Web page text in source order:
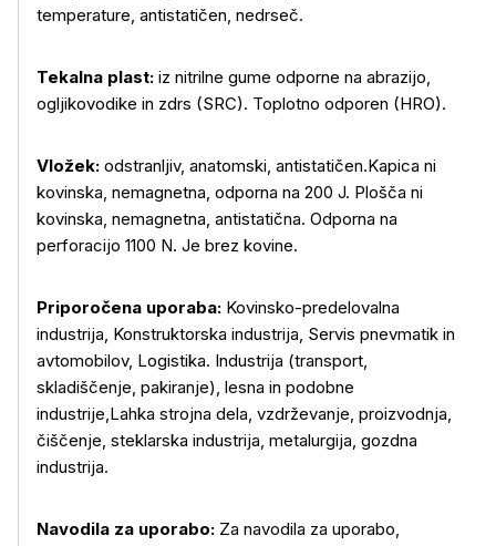
Več o izdelku
temperature, antistatičen, nedrseč.
Tekalna plast: iz nitrilne gume odporne na abrazijo,
ogljikovodike in zdrs (SRC). Toplotno odporen (HRO).
Vložek: odstranljiv, anatomski, antistatičen.Kapica ni
kovinska, nemagnetna, odporna na 200 J. Plošča ni
kovinska, nemagnetna, antistatična. Odporna na
perforacijo 1100 N. Je brez kovine.
Priporočena uporaba: Kovinsko-predelovalna
industrija, Konstruktorska industrija, Servis pnevmatik in
avtomobilov, Logistika. Industrija (transport,
skladiščenje, pakiranje), lesna in podobne
industrije,Lahka strojna dela, vzdrževanje, proizvodnja,
čiščenje, steklarska industrija, metalurgija, gozdna
industrija.
Navodila za uporabo: Za navodila za uporabo,